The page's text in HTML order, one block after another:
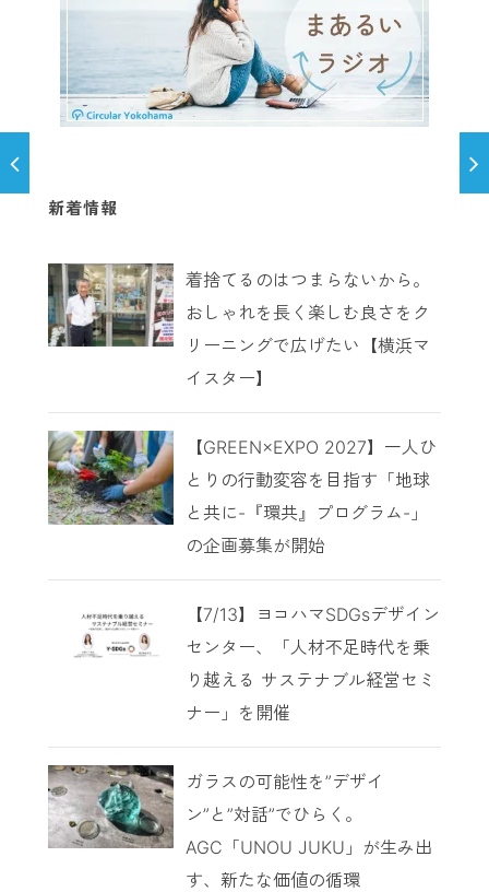
新着情報
着捨てるのはつまらないから。
おしゃれを長く楽しむ良さをク
リーニングで広げたい【横浜マ
イスター】
【GREEN×EXPO 2027】一人ひ
とりの行動変容を目指す「地球
と共に-『環共』プログラム-」
の企画募集が開始
【7/13】ヨコハマSDGsデザイン
センター、「人材不足時代を乗
り越える サステナブル経営セミ
ナー」を開催
ガラスの可能性を”デザイ
ン”と”対話”でひらく。
AGC「UNOU JUKU」が生み出
す、新たな価値の循環